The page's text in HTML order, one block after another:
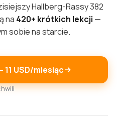
Hallberg-Rassy 382
na 420+ krótkich lekcji —
sobie na starcie.
USD/miesiąc